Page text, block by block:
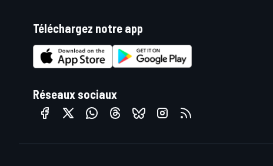
Téléchargez notre app
Réseaux sociaux